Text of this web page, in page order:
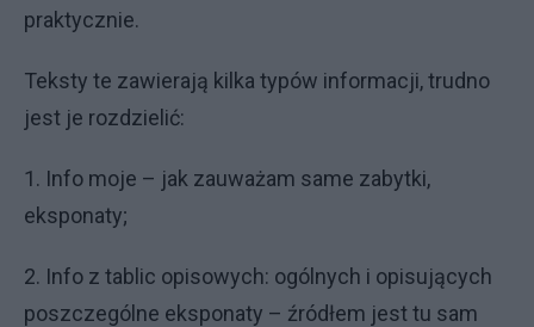
praktycznie.
Teksty te zawierają kilka typów informacji, trudno
jest je rozdzielić:
1. Info moje – jak zauważam same zabytki,
eksponaty;
2. Info z tablic opisowych: ogólnych i opisujących
poszczególne eksponaty – źródłem jest tu sam